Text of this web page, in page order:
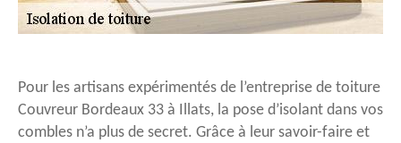
Pour les artisans expérimentés de l’entreprise de toiture
Couvreur Bordeaux 33 à Illats, la pose d’isolant dans vos
combles n’a plus de secret. Grâce à leur savoir-faire et